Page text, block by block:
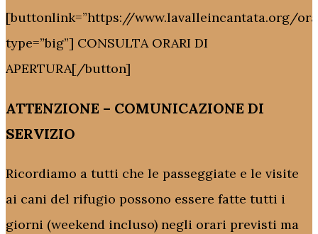
[buttonlink=”https://www.lavalleincantata.org/
type=”big”] CONSULTA ORARI DI
APERTURA[/button]
ATTENZIONE – COMUNICAZIONE DI
SERVIZIO
Ricordiamo a tutti che le passeggiate e le visite
ai cani del rifugio possono essere fatte tutti i
giorni (weekend incluso) negli orari previsti ma